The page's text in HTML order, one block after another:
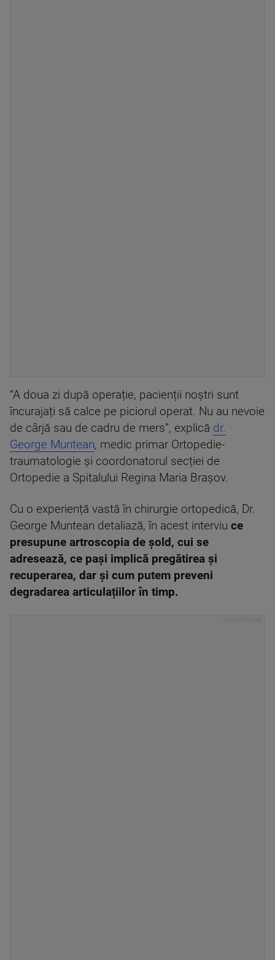
“A doua zi după operație, pacienții noștri sunt
încurajați să calce pe piciorul operat. Nu au nevoie
de cârjă sau de cadru de mers”, explică dr.
George Muntean, medic primar Ortopedie-
traumatologie și coordonatorul secției de
Ortopedie a Spitalului Regina Maria Brașov.
Cu o experiență vastă în chirurgie ortopedică, Dr.
George Muntean detaliază, în acest interviu ce
presupune artroscopia de șold, cui se
adresează, ce pași implică pregătirea și
recuperarea, dar și cum putem preveni
degradarea articulațiilor în timp.